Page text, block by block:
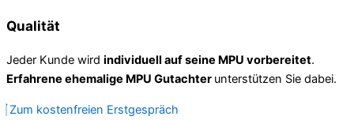
Qualität
Jeder Kunde wird individuell auf seine MPU vorbereitet.
Erfahrene ehemalige MPU Gutachter unterstützen Sie dabei.
Zum kostenfreien Erstgespräch